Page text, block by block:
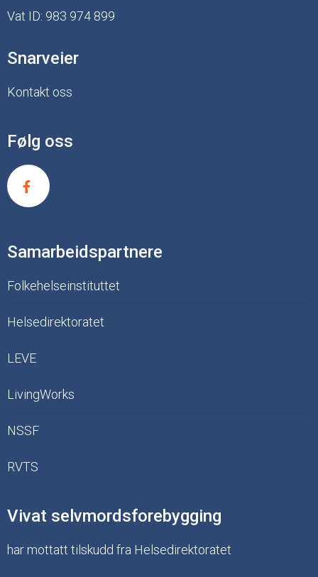
Vat ID: 983 974 899
Snarveier
Kontakt oss
Følg oss
Samarbeidspartnere
Folkehelseinstituttet
Helsedirektoratet
LEVE
LivingWorks
NSSF
RVTS
Vivat selvmordsforebygging
har mottatt tilskudd fra Helsedirektoratet